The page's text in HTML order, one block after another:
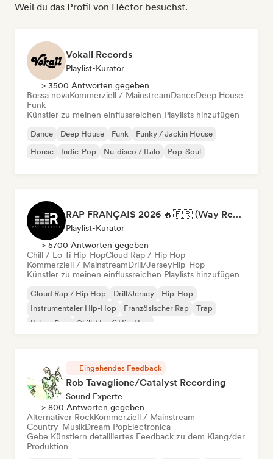
Weil du das Profil von Héctor besuchst.
Vokall Records
Playlist-Kurator
> 3500 Antworten gegeben
Bossa novaKommerziell / MainstreamDanceDeep House
Funk
Künstler zu meinen einflussreichen Playlists hinzufügen
Dance Deep House Funk
Funky / Jackin House
House
Indie-Pop Nu-disco / Italo Pop-Soul
RAP FRANÇAIS 2026 🔥🇫🇷 (Way Records)
Playlist-Kurator
> 5700 Antworten gegeben
Chill / Lo-fi Hip-HopCloud Rap / Hip Hop
Kommerziell / MainstreamDrill/JerseyHip-Hop
Künstler zu meinen einflussreichen Playlists hinzufügen
Cloud Rap / Hip Hop Drill/Jersey
Hip-Hop
Instrumentaler Hip-Hop
Französischer Rap
Trap
Urban Pop
Chill / Lo-fi Hip-Hop
Eingehendes Feedback
Rob Tavaglione/Catalyst Recording
Sound Experte
> 800 Antworten gegeben
Alternativer RockKommerziell / Mainstream
Country-MusikDream PopElectronica
Gebe Künstlern detailliertes Feedback zu dem Klang/der
Produktion